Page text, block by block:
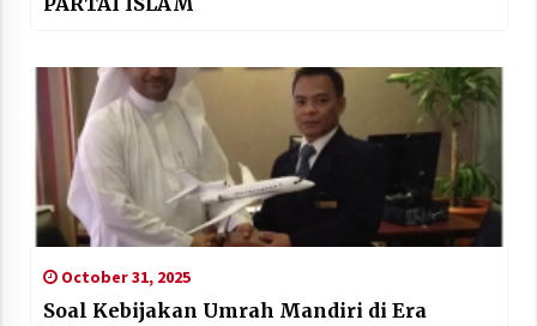
October 31, 2025
Soal Kebijakan Umrah Mandiri di Era